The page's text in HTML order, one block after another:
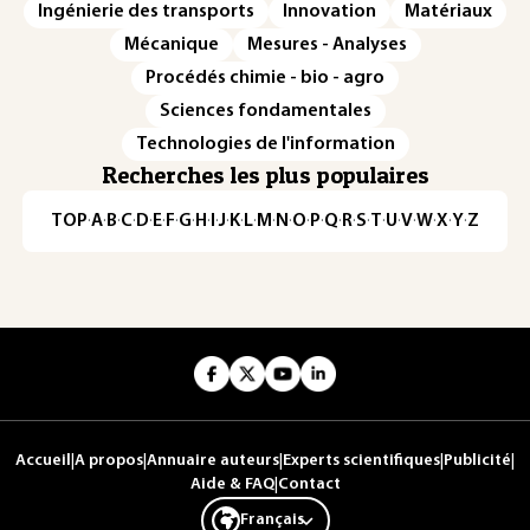
Ingénierie des transports
Innovation
Matériaux
Mécanique
Mesures - Analyses
Procédés chimie - bio - agro
Sciences fondamentales
Technologies de l'information
Recherches les plus populaires
TOP·A·B·C· D· E· F·G· H · ·J· K· L· M · N ·O· P·Q· R·S·T·U·V·W·X·Y·Z
Accueil A propos Annuaire auteurs Experts scientifiques Publicité
Aide & FAQ| Contact
Français